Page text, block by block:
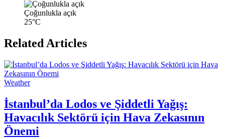
Çoğunlukla açık
25°C
Related Articles
Weather
İstanbul’da Lodos ve Şiddetli Yağış:
Havacılık Sektörü için Hava Zekasının
Önemi